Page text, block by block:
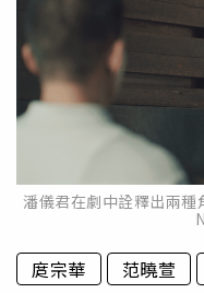
潘儀君在劇中詮釋出兩
庹宗華 范曉萱